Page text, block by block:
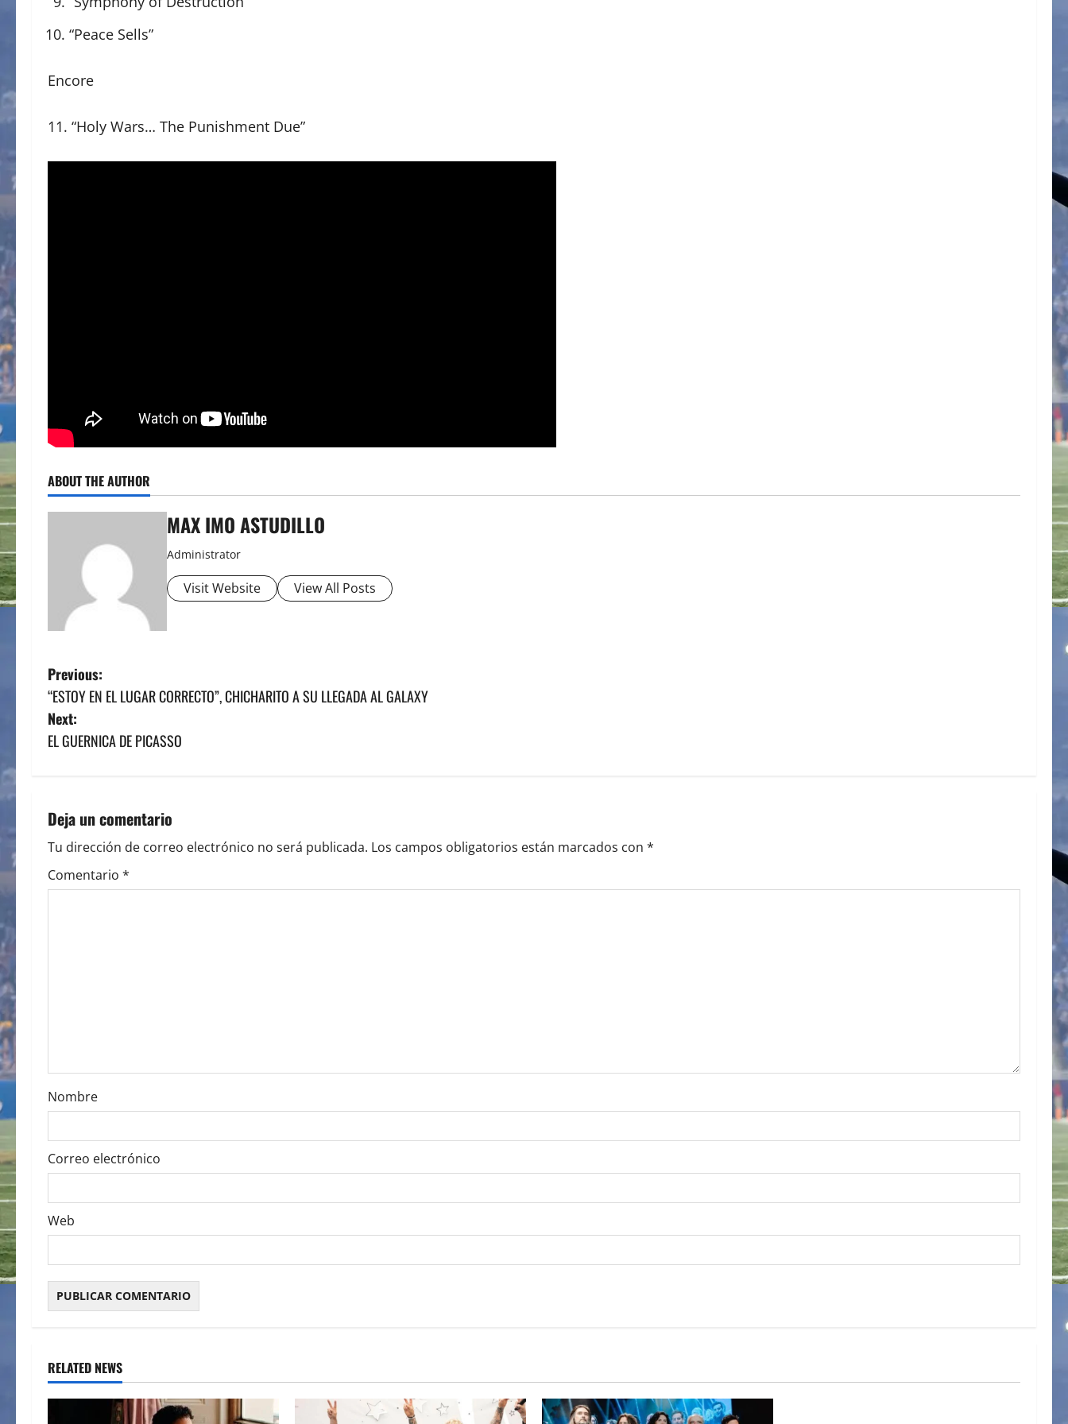
“Peace Sells”
Encore
11. “Holy Wars… The Punishment Due”
ABOUT THE AUTHOR
MAX IMO ASTUDILLO
Administrator
Visit Website View All Posts
P
o
s
n
a
v
o
n
Previous:
“ESTOY EN EL LUGAR CORRECTO”, CHICHARITO A SU LLEGADA AL GALAXY
Next:
EL GUERNICA DE PICASSO
Deja un comentario
Tu dirección de correo electrónico no será publicada. Los campos obligatorios están marcados con *
Comentario *
Nombre
Correo electrónico
Web
RELATED NEWS